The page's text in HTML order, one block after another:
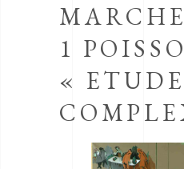
1
« ETUDE